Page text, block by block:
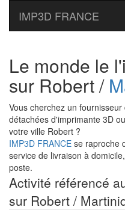
IMP3D FRANCE
Le monde le
sur Robert /
Vous cherchez un
détachées d'imprimante 3D
votre ville Robert ?
IMP3D FRANCE se raproche
service de livraison à
poste.
Activité référencé
sur Robert /